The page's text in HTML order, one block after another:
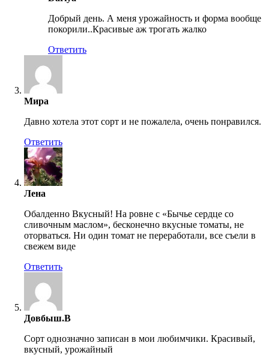
Добрый день. А меня урожайность и форма вообще
покорили..Красивые аж трогать жалко
Ответить
Мира
Давно хотела этот сорт и не пожалела, очень понравился.
Ответить
Лена
Обалденно Вкусный! На ровне с «Бычье сердце со
сливочным маслом», бесконечно вкусные томаты, не
оторваться. Ни один томат не переработали, все съели в
свежем виде
Ответить
Довбыш.В
Сорт однозначно записан в мои любимчики. Красивый,
вкусный, урожайный